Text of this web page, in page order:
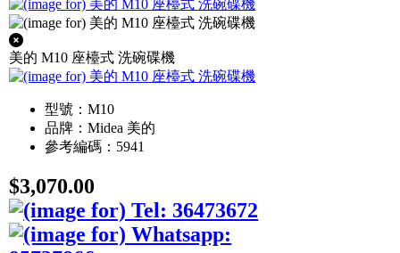
美的 M10 座檯式 洗碗碟機
型號：M10
品牌：Midea 美的
參考編碼：5941
$3,070.00